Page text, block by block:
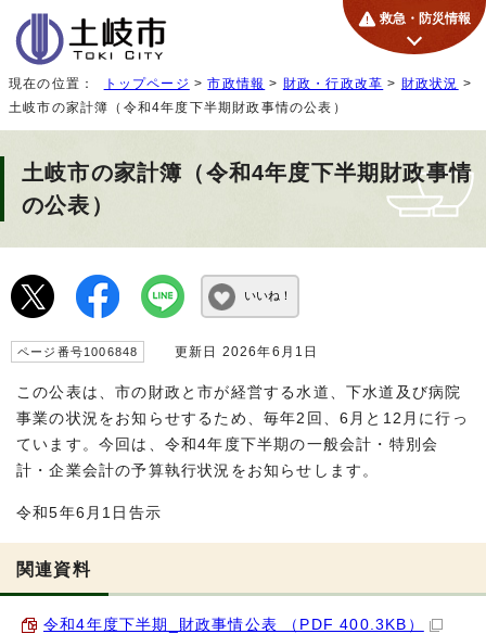
救急・防災情報
現在の位置： トップページ >市政情報 > 財政・行政改革 > 財政状況 >
土岐市の家計簿（令和4年度下半期財政事情の公表）
土岐市の家計簿（令和4年度下半期財政事情
の公表）
いいね！
ページ番号1006848 更新日 2026年6月1日
この公表は、市の財政と市が経営する水道、下水道及び病院
事業の状況をお知らせするため、毎年2回、6月と12月に行っ
ています。今回は、令和4年度下半期の一般会計・特別会
計・企業会計の予算執行状況をお知らせします。
令和5年6月1日告示
関連資料
令和4年度下半期_財政事情公表 （PDF 400.3KB）